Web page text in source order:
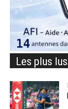
Les plus lus